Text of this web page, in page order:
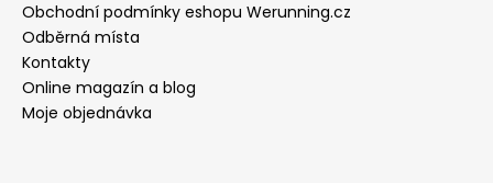
Obchodní podmínky eshopu Werunning.cz
Odběrná místa
Kontakty
Online magazín a blog
Moje objednávka